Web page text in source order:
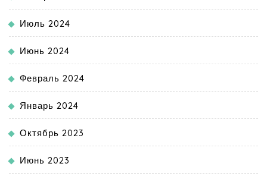
Июль 2024
Июнь 2024
Февраль 2024
Январь 2024
Октябрь 2023
Июнь 2023